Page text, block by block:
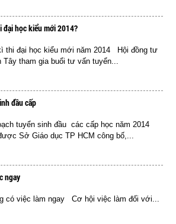
đại học kiểu mới 2014?
thi đại học kiểu mới năm 2014 Hội đồng tư
tham gia buổi tư vấn tuyển...
đầu cấp
tuyển sinh đầu các cấp học năm 2014
Sở Giáo dục TP HCM công bố,...
ngay
có việc làm ngay Cơ hội việc làm đối với...